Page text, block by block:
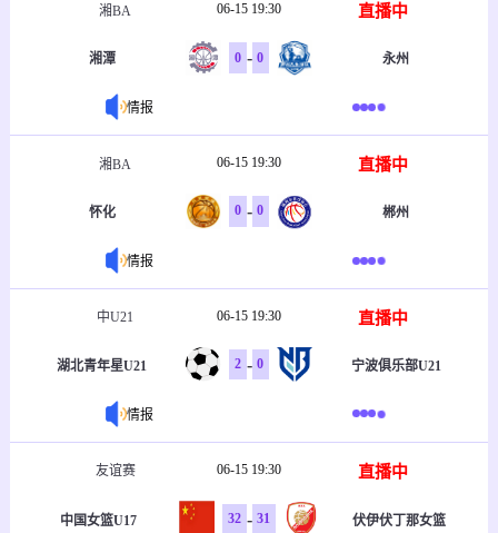
湘BA 06-15 19:30 直播中
湘潭 0 - 0 永州
情报
湘BA 06-15 19:30 直播中
怀化 0 - 0 郴州
情报
中U21 06-15 19:30 直播中
湖北青年星U21 2 - 0 宁波俱乐部U21
情报
友谊赛 06-15 19:30 直播中
中国女篮U17 32 - 31 伏伊伏丁那女篮